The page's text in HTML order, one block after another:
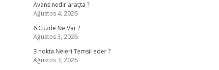
Avans nedir araçta ?
Ağustos 4, 2026
6 Cüzde Ne Var ?
Ağustos 3, 2026
3 nokta Neleri Temsil eder ?
Ağustos 3, 2026